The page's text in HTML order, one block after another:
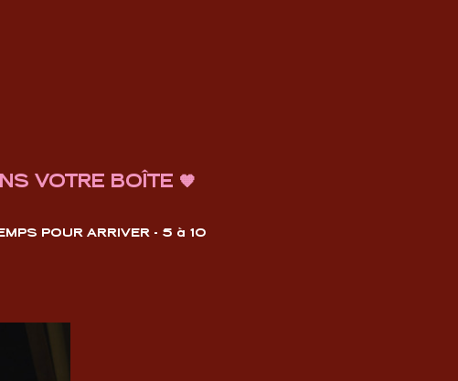
VOTRE BOÎTE 🧡
POUR ARRIVER - 5 à 10